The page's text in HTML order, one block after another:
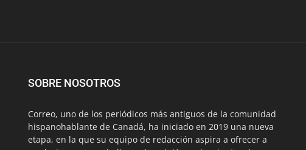
SOBRE NOSOTROS
Correo, uno de los periódicos más antiguos de la comunidad
hispanohablante de Canadá, ha iniciado en 2019 una nueva
etapa, en la que su equipo de redacción aspira a ofrecer a